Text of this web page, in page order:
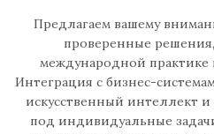
Предлагаем вашему
проверенные
международной практике
Интеграция с бизнес-
искусственный интеллект
под индивидуальные